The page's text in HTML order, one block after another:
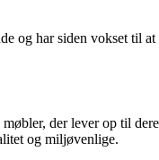
har siden vokset til
der lever op til
og miljøvenlige.